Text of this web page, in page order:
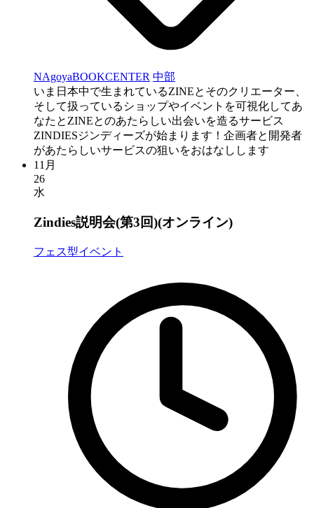
NAgoyaBOOKCENTER 中部
いま日本中で生まれているZINEとそのクリエーター、
そして扱っているショップやイベントを可視化してあ
なたとZINEとのあたらしい出会いを造るサービス
ZINDIESジンディーズが始まります！企画者と開発者
があたらしいサービスの狙いをおはなしします
11月
26
水
Zindies説明会(第3回)(オンライン)
フェス型イベント